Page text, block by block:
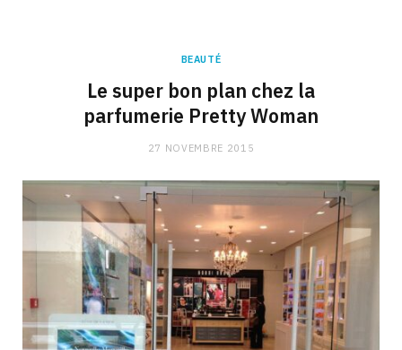
BEAUTÉ
Le super bon plan chez la
parfumerie Pretty Woman
27 NOVEMBRE 2015